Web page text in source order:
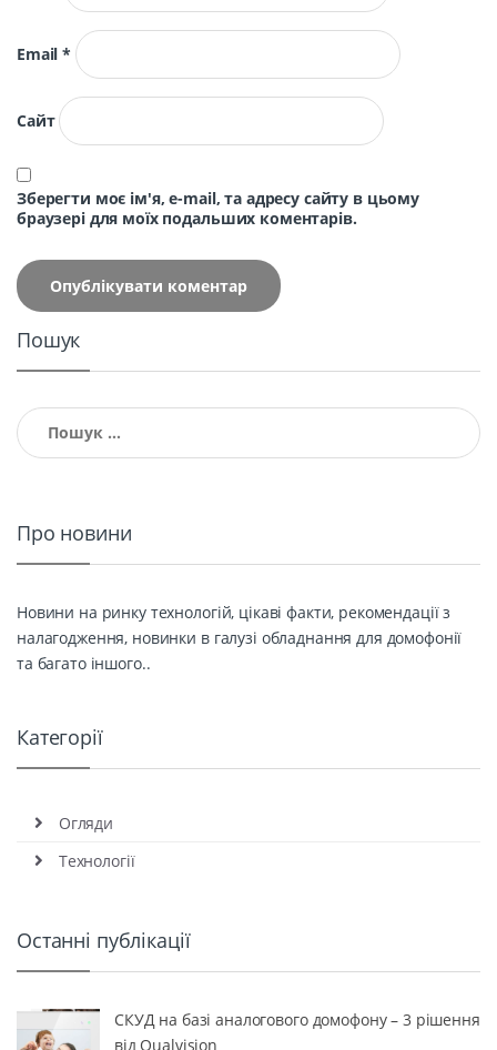
Email*
Сайт
Зберегти моє ім'я, e-mail, та адресу сайту в цьому
браузері для моїх подальших коментарів.
Пошук
Пошук:
Про новини
Новини на ринку технологій, цікаві факти, рекомендації з
налагодження, новинки в галузі обладнання для домофонії
та багато іншого..
Категорії
Огляди
Технології
Останні публікації
СКУД на базі аналогового домофону – 3 рішення
від Qualvision